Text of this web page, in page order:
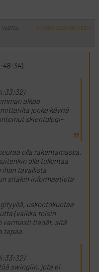
VASTAA ILMOITA ASIATON VIESTI
alkaa
jonka käyriä
skientologi-
olla rakentamassa.
olla tulkintaa
ihan tavallista
sitäkin informaatiota
uskontokuntaa
(vaikka toisin
varmasti tiedät, sitä
tapaa.
swingiin, jota ei